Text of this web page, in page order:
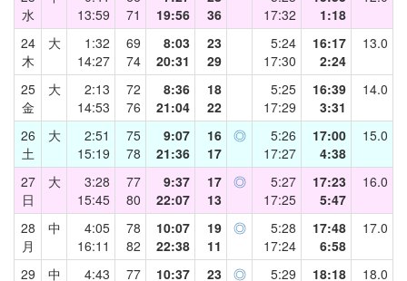
水
13:59
71
19:56
36
17:32
1:18
24
木
大
1:32
14:27
69
74
8:03
20:31
23
29
5:24
17:30
16:17
2:24
13.0
25
金
大
2:13
14:53
72
76
8:36
21:04
18
22
5:25
17:29
16:39
3:31
14.0
26
土
大
2:51
15:19
75
78
9:07
21:36
16
17
◎
5:26
17:27
17:00
4:38
15.0
27
日
大
3:28
15:45
77
80
9:37
22:07
17
13
◎
5:27
17:25
17:23
5:47
16.0
28
月
中
4:05
16:11
78
82
10:07
22:38
19
11
◎
5:28
17:24
17:48
6:58
17.0
29
中
4:43
77
10:37
23
◎
5:29
18:18
18.0